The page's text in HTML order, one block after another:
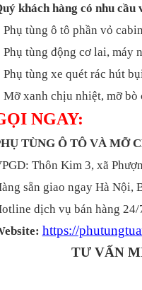
khách hàng có nhu cầu
Phụ tùng ô tô phần vỏ
Phụ tùng động cơ lai, máy
Phụ tùng xe quét rác hút
Mỡ xanh chịu nhiệt, mỡ
NGAY:
TÙNG Ô TÔ VÀ MỠ
Thôn Kim 3, xã
sẵn giao ngay Hà Nội,
dịch vụ bán hàng 24/
https://
TƯ VẤN